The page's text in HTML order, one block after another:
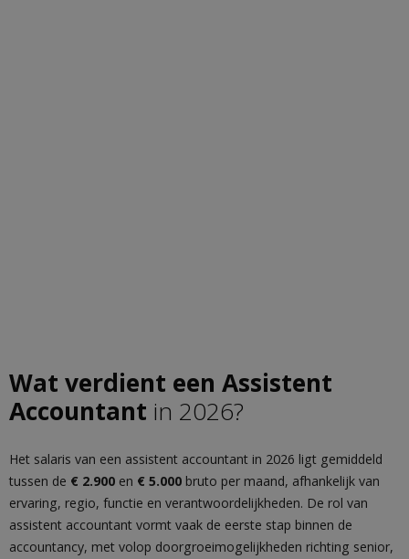
Wat verdient een Assistent
Accountant in 2026?
Het salaris van een assistent accountant in 2026 ligt gemiddeld
tussen de € 2.900 en € 5.000 bruto per maand, afhankelijk van
ervaring, regio, functie en verantwoordelijkheden. De rol van
assistent accountant vormt vaak de eerste stap binnen de
accountancy, met volop doorgroeimogelijkheden richting senior,